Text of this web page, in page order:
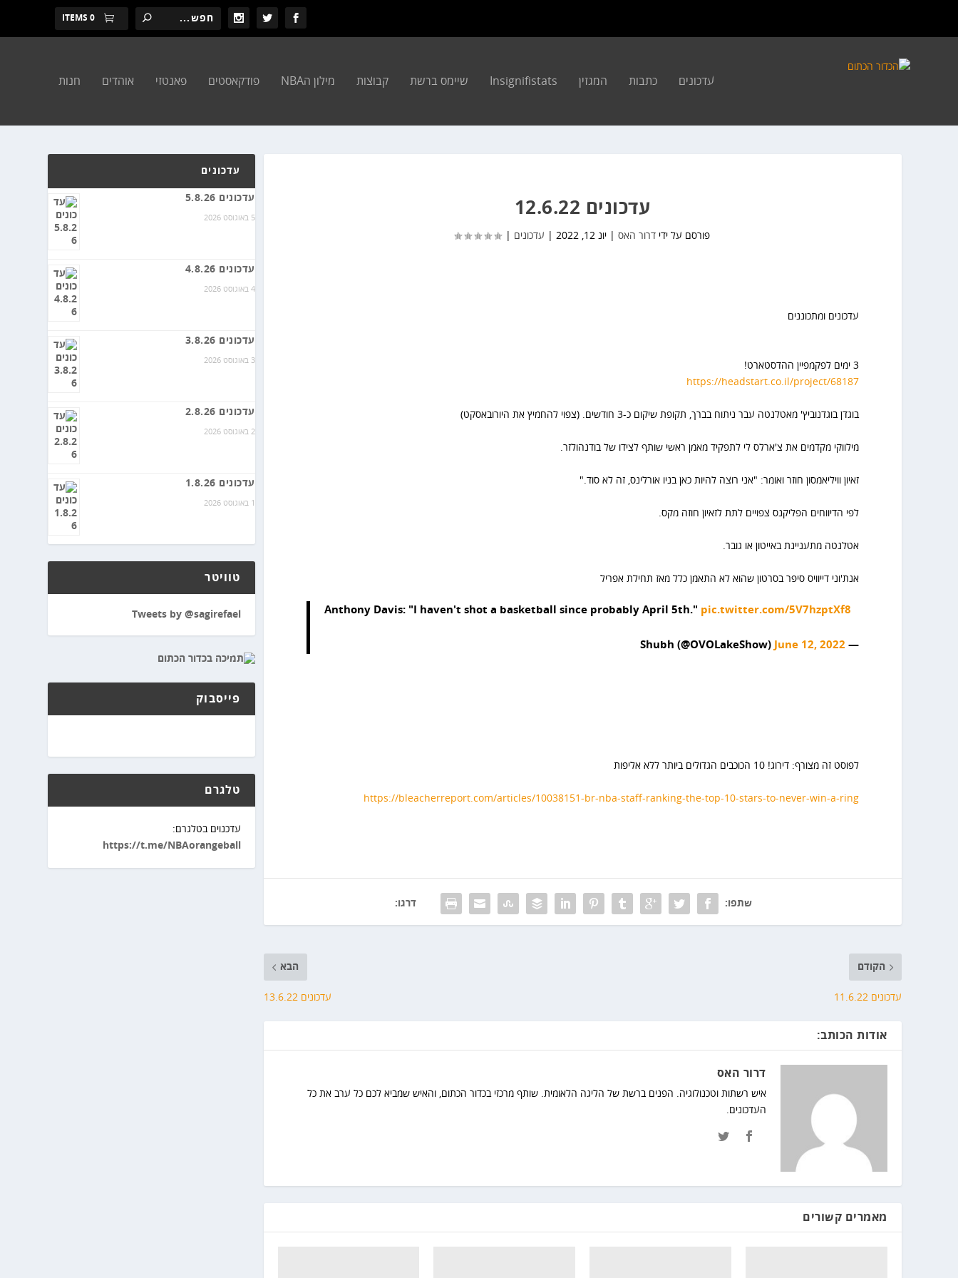
0 ITEMS
עדכונים כתבות המגזין Insignifistats שיימס ברשת קבוצות מילון הNBA פודקאסטים פאנטזי אוהדים חנות
עדכונים 12.6.22
פורסם על ידידרור האס |יונ 12, 2022 עדכונים |
עדכונים ומתכוננים
3 ימים לפקמפיין ההדסטארט!
https://headstart.co.il/project/68187
בוגדן בוגדנוביץ' מאטלנטה עבר ניתוח בברך, תקופת שיקום כ-3 חודשים. (צפוי להחמיץ את היורובאסקט)
מילווקי מקדמים את צ'ארלס לי לתפקיד מאמן ראשי שותף לצידו של בודנהולזר.
זאיון וויליאמסון חוזר ואומר: "אני רוצה להיות כאן בניו אורלינס, זה לא סוד."
לפי הדיווחים הפליקנס צפויים לתת לזאיון חוזה מקס.
אטלנטה מתעניינת באייטון או גובר.
אנת'וני דייוויס סיפר בסרטון שהוא לא התאמן כלל מאז תחילת אפריל
Anthony Davis: "I haven't shot a basketball since probably April 5th." pic.twitter.com/5V7hzptXf8
— Shubh (@OVOLakeShow)
June 12, 2022
לפוסט זה מצורף: דירוג! 10 הכוכבים הגדולים ביותר ללא אליפות
https://bleacherreport.com/articles/10038151-br-nba-staff-ranking-the-top-10-stars-to-never-win-a-ring
שתפו: דרגו:
הקודם
עדכונים 11.6.22
הבא
עדכונים 13.6.22
אודות הכותב:
דרור האס
איש רשתות וטכנולוגיה. הפנים ברשת של הליגה הלאומית. שותף מרכזי בכדור הכתום, והאיש שמביא לכם כל ערב את כל
העדכונים.
מאמרים קשורים
עדכונים
עדכונים 5.8.26
5 באוגוסט 2026
עדכונים 4.8.26
4 באוגוסט 2026
עדכונים 3.8.26
3 באוגוסט 2026
עדכונים 2.8.26
2 באוגוסט 2026
עדכונים 1.8.26
1 באוגוסט 2026
טוויטר
Tweets by @sagirefael
פייסבוק
טלגרם
עדכנוים בטלגרם:
https://t.me/NBAorangeball